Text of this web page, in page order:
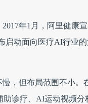
年1月，阿里健康
启动面向医疗AI行业
，但布局范围不小
诊疗、AI运动视频